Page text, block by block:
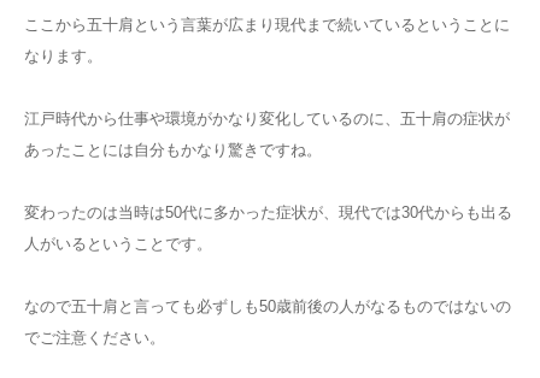
ここから五十肩という言葉が広まり現代まで続いているということに
なります。
江戸時代から仕事や環境がかなり変化しているのに、五十肩の症状が
あったことには自分もかなり驚きですね。
変わったのは当時は50代に多かった症状が、現代では30代からも出る
人がいるということです。
なので五十肩と言っても必ずしも50歳前後の人がなるものではないの
でご注意ください。